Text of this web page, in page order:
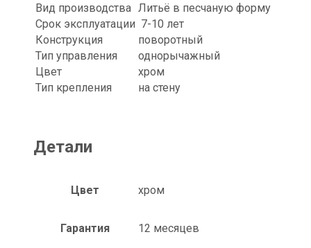
Вид производства Литьё в песчаную форму
Срок эксплуатации 7-10 лет
Конструкция
поворотный
Тип управления
однорычажный
Цвет
xром
Тип крепления
на стену
Детали
Цвет хром
Гарантия 12 месяцев